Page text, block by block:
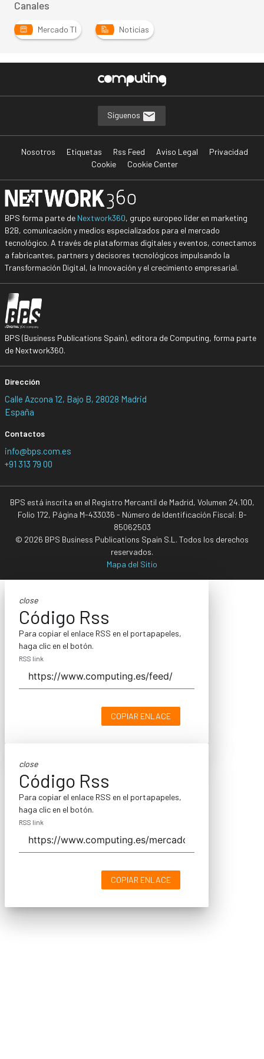
Canales
Mercado TI Noticias
Síguenos
Nosotros Etiquetas Rss Feed Aviso Legal
Privacidad
Cookie
Cookie Center
BPS forma parte de Nextwork360, grupo europeo líder en marketing
B2B, comunicación y medios especializados para el mercado
tecnológico. A través de plataformas digitales y eventos, conectamos
a fabricantes, partners y decisores tecnológicos impulsando la
Transformación Digital, la Innovación y el crecimiento empresarial.
BPS (Business Publications Spain), editora de Computing, forma parte
de Nextwork360.
Dirección
Calle Azcona 12, Bajo B, 28028 Madrid
España
Contactos
info@bps.com.es
+91 313 79 00
BPS está inscrita en el Registro Mercantil de Madrid, Volumen 24.100,
Folio 172, Página M-433036 - Número de Identificación Fiscal: B-
85062503
© 2026 BPS Business Publications Spain S.L. Todos los derechos
reservados.
Mapa del Sitio
close
Código Rss
Para copiar el enlace RSS en el portapapeles,
haga clic en el botón.
RSS link
COPIAR ENLACE
close
Código Rss
Para copiar el enlace RSS en el portapapeles,
haga clic en el botón.
RSS link
COPIAR ENLACE